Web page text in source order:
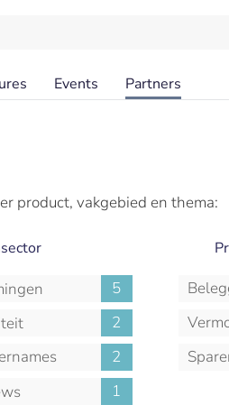
Events Partners
product, vakgebied en thema:
5
2
2
1